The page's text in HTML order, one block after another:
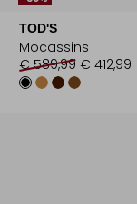
TOD'S
Mocassins
€ 589,99 € 412,99